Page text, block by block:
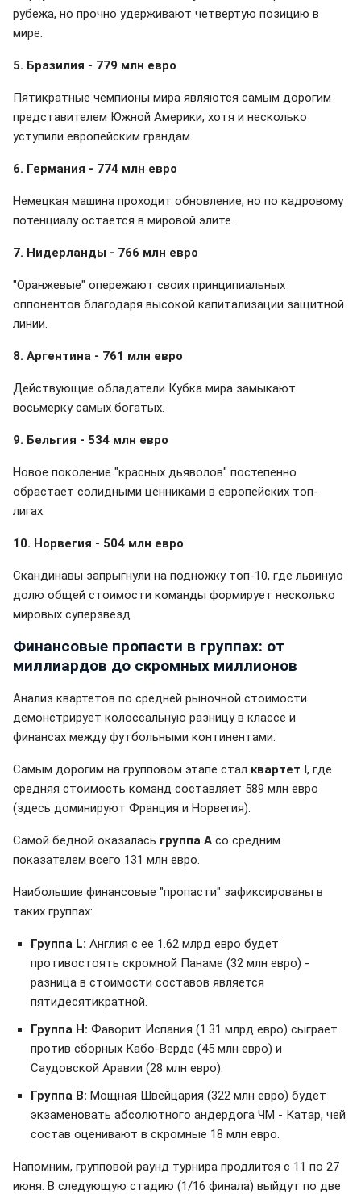
рубежа, но прочно удерживают четвертую позицию в
мире.
5. Бразилия - 779 млн евро
Пятикратные чемпионы мира являются самым дорогим
представителем Южной Америки, хотя и несколько
уступили европейским грандам.
6. Германия - 774 млн евро
Немецкая машина проходит обновление, но по кадровому
потенциалу остается в мировой элите.
7. Нидерланды - 766 млн евро
"Оранжевые" опережают своих принципиальных
оппонентов благодаря высокой капитализации защитной
линии.
8. Аргентина - 761 млн евро
Действующие обладатели Кубка мира замыкают
восьмерку самых богатых.
9. Бельгия - 534 млн евро
Новое поколение "красных дьяволов" постепенно
обрастает солидными ценниками в европейских топ-
лигах.
10. Норвегия - 504 млн евро
Скандинавы запрыгнули на подножку топ-10, где львиную
долю общей стоимости команды формирует несколько
мировых суперзвезд.
Финансовые пропасти в группах: от
миллиардов до скромных миллионов
Анализ квартетов по средней рыночной стоимости
демонстрирует колоссальную разницу в классе и
финансах между футбольными континентами.
Самым дорогим на групповом этапе стал квартет I, где
средняя стоимость команд составляет 589 млн евро
(здесь доминируют Франция и Норвегия).
Самой бедной оказалась группа А со средним
показателем всего 131 млн евро.
Наибольшие финансовые "пропасти" зафиксированы в
таких группах:
Группа L: Англия с ее 1.62 млрд евро будет
противостоять скромной Панаме (32 млн евро) -
разница в стоимости составов является
пятидесятикратной.
Группа H: Фаворит Испания (1.31 млрд евро) сыграет
против сборных Кабо-Верде (45 млн евро) и
Саудовской Аравии (28 млн евро).
Группа B: Мощная Швейцария (322 млн евро) будет
экзаменовать абсолютного андердога ЧМ - Катар, чей
состав оценивают в скромные 18 млн евро.
Напомним, групповой раунд турнира продлится с 11 по 27
июня. В следующую стадию (1/16 финала) выйдут по две